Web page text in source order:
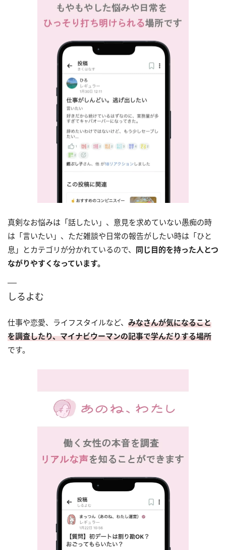
真剣なお悩みは「話したい」、意見を求めていない愚痴の時
は「言いたい」、ただ雑談や日常の報告がしたい時は「ひと
息」とカテゴリが分かれているので、 同じ目的を持った人とつ
ながりやすくなっています。
しるよむ
仕事や恋愛、ライフスタイルなど、 みなさんが気になること
を調査したり、マイナビウーマンの記事で学んだりする場所
です。